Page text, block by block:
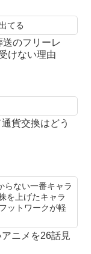
てる
送のフリーレ
けない理由
貨交換はどう
らない一番キャラ
を上げたキャラ
ットワークが軽
ニメを26話見